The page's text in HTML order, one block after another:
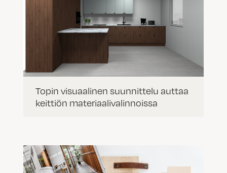
Topin visuaalinen suunnittelu auttaa
keittiön materiaalivalinnoissa